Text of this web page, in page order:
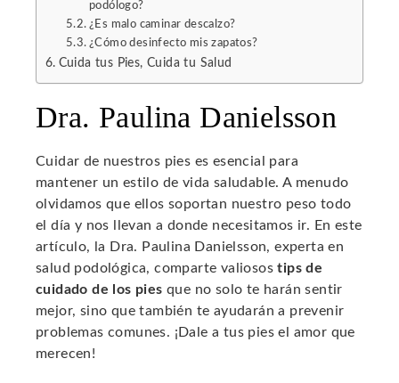
podólogo?
¿Es malo caminar descalzo?
¿Cómo desinfecto mis zapatos?
Cuida tus Pies, Cuida tu Salud
Dra. Paulina Danielsson
Cuidar de nuestros pies es esencial para
mantener un estilo de vida saludable. A menudo
olvidamos que ellos soportan nuestro peso todo
el día y nos llevan a donde necesitamos ir. En este
artículo, la Dra. Paulina Danielsson, experta en
salud podológica, comparte valiosostips de
cuidado de los pies que no solo te harán sentir
mejor, sino que también te ayudarán a prevenir
problemas comunes. ¡Dale a tus pies el amor que
merecen!